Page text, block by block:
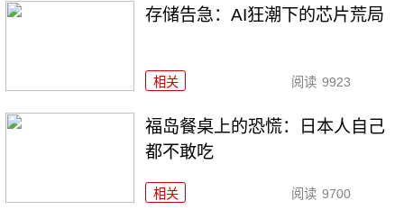
存储告急：AI狂潮下的芯片荒局
相关 阅读 9923
福岛餐桌上的恐慌：日本人自己
都不敢吃
相关 阅读 9700